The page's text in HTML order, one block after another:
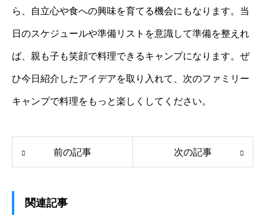
ら、自立心や食への興味を育てる機会にもなります。当
日のスケジュールや準備リストを意識して準備を整えれ
ば、親も子も笑顔で料理できるキャンプになります。ぜ
ひ今日紹介したアイデアを取り入れて、次のファミリー
キャンプで料理をもっと楽しくしてください。
前の記事 次の記事
関連記事